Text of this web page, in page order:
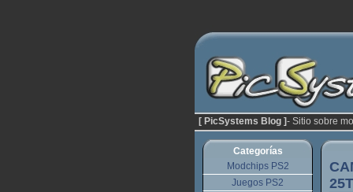
[ PicSystems Blog ]- Sitio sobre
Categorías
Modchips PS2
Juegos PS2